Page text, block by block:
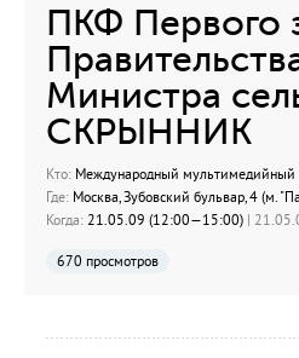
ПКФ Первого
Министра
СКРЫННИК
Кто: Международный мультимедийный
Где: Москва, Зубовский бульвар, 4 (м.
Когда: 21.05.09 (12:00—15:00) |
670 просмотров